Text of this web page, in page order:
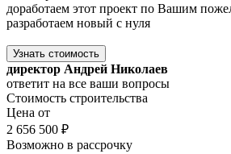
доработаем этот проект по Вашим
разработаем новый с нуля
Узнать стоимость
директор Андрей Николаев
ответит на все ваши вопросы
Стоимость строительства
Цена от
2 656 500 ₽
Возможно в рассрочку